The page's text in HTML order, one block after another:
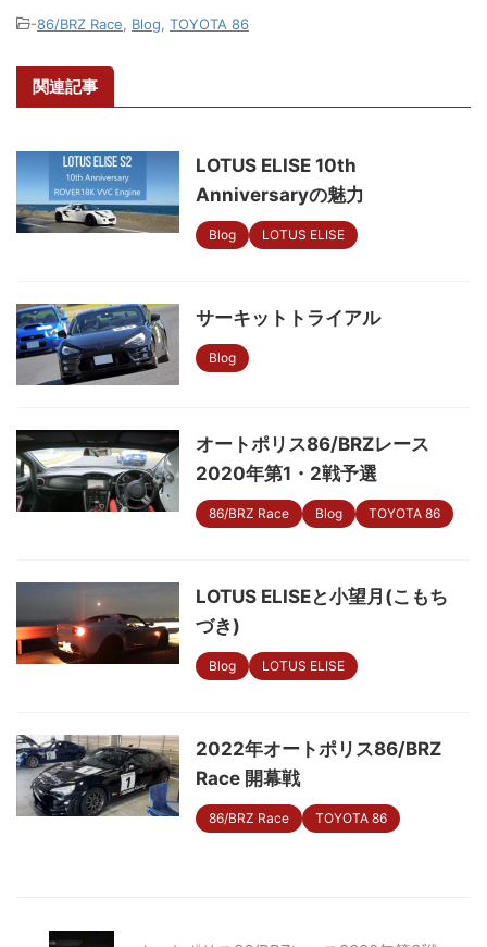
-86/BRZ Race Blog TOYOTA 86
関連記事
LOTUS ELISE 10th
Anniversaryの魅力
Blog LOTUS ELISE
サーキットトライアル
Blog
オートポリス86/BRZレース
2020年第1・2戦予選
86/BRZ Race Blog TOYOTA 86
LOTUS ELISEと小望月(こもち
づき)
Blog LOTUS ELISE
2022年オートポリス86/BRZ
Race 開幕戦
86/BRZ Race TOYOTA 86